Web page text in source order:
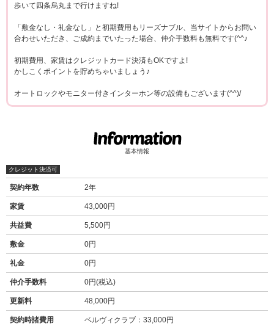
歩いて四条烏丸まで行けますね!
「敷金なし・礼金なし」と初期費用もリーズナブル、当サイトからお問い
合わせいただき、ご成約までいたった場合、仲介手数料も無料です(^^♪
初期費用、家賃はクレジットカード決済もOKですよ!
かしこくポイントを貯めちゃいましょう♪
オートロックやモニター付きインターホン等の設備もございます(^^)/
基本情報
クレジット決済可
契約年数 2年
家賃 43,000円
共益費 5,500円
敷金 0円
礼金 0円
仲介手数料 0円(税込)
更新料 48,000円
契約時諸費用
ベルヴィクラブ：33,000円